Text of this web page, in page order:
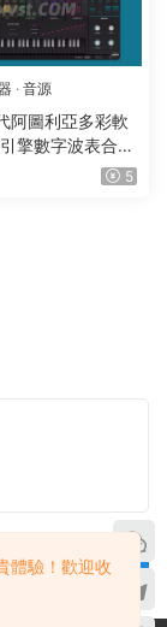
· 音源
阿圖利亞多彩軟
擎數字波表合成
v7.0.1 C
5
提交
體驗！歡迎收